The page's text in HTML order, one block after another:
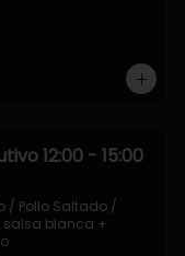
12:00 - 15:00
/ Pollo Saltado /
salsa blanca +